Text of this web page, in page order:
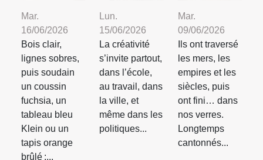
Mar.
16/06/2026
Bois clair,
lignes sobres,
puis soudain
un coussin
fuchsia, un
tableau bleu
Klein ou un
tapis orange
brûlé :...
Lun.
15/06/2026
La créativité
s’invite partout,
dans l’école,
au travail, dans
la ville, et
même dans les
politiques...
Mar.
09/06/2026
Ils ont traversé
les mers, les
empires et les
siècles, puis
ont fini… dans
nos verres.
Longtemps
cantonnés...